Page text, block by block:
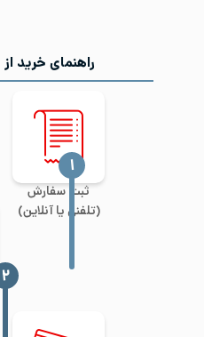
راهنمای خرید از
ثبت سفارش
(تلفنی یا آنلاین)
‍۱
‍۲